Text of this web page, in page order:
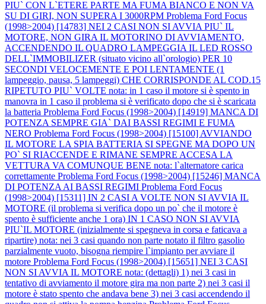
PIU` CON L`ETERE PARTE MA FUMA BIANCO E NON VA
SU DI GIRI, NON SUPERA I 3000RPM Problema Ford Focus
(1998>2004) [14783] NEI 2 CASI NON SI AVVIA PIU` IL
MOTORE, NON GIRA IL MOTORINO DI AVVIAMENTO,
ACCENDENDO IL QUADRO LAMPEGGIA IL LED ROSSO
DELL`IMMOBILIZER (situato vicino all`orologio) PER 10
SECONDI VELOCEMENTE E POI LENTAMENTE (1
lampeggio, pausa, 5 lampeggi) CHE CORRISPONDE AL COD.15
RIPETUTO PIU` VOLTE nota: in 1 caso il motore si è spento in
manovra in 1 caso il problema si è verificato dopo che si è scaricata
la batteria Problema Ford Focus (1998>2004) [14919] MANCA DI
POTENZA SEMPRE GIA` DAI BASSI REGIMI E FUMA
NERO Problema Ford Focus (1998>2004) [15100] AVVIANDO
IL MOTORE LA SPIA BATTERIA SI SPEGNE MA DOPO UN
PO` SI RIACCENDE E RIMANE SEMPRE ACCESA LA
VETTURA VA COMUNQUE BENE nota: l`alternatore carica
correttamente Problema Ford Focus (1998>2004) [15246] MANCA
DI POTENZA AI BASSI REGIMI Problema Ford Focus
(1998>2004) [15311] IN 2 CASI A VOLTE NON SI AVVIA IL
MOTORE (il problema si verifica dopo un po` che il motore è
spento è sufficiente anche 1 ora) IN 1 CASO NON SI AVVIA
PIU`IL MOTORE (inizialmente si spegneva in corsa e faticava a
ripartire) nota: nei 3 casi quando non parte notato il filtro gasolio
parzialmente vuoto, bisogna riempire l`impianto per avviare il
motore Problema Ford Focus (1998>2004) [15651] NEI 3 CASI
NON SI AVVIA IL MOTORE nota: (dettagli) 1) nei 3 casi in
tentativo di avviamento il motore gira ma non parte 2) nei 3 casi il
motore è stato spento che andava bene 3) nei 3 casi accendendo il